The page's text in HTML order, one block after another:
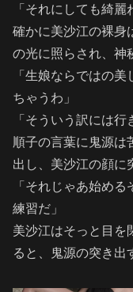
「それにしても綺麗
確かに美沙江の裸身
の光に照らされ、神
「生娘ならではの
ちゃうわ」
「そういう訳には行
順子の言葉に鬼源は
出し、美沙江の顔に
「それじゃあ始め
練習だ」
美沙江はそっと目を
ると、鬼源の突き出